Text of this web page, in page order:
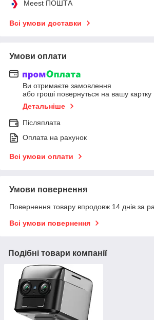
Meest ПОШТА
Всі умови доставки
Умови оплати
Ви отримаєте замовлення
або гроші повернуться на вашу картку
Детальніше
Післяплата
Оплата на рахунок
Всі умови оплати
Умови повернення
Повернення товару впродовж 14 днів за
Всі умови повернення
Подібні товари компанії